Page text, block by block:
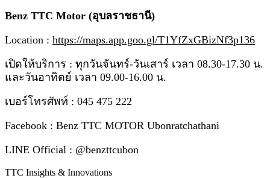
Benz TTC Motor (อุบลราชธานี)
Location : https://maps.app.goo.gl/T1YfZxGBizNf3p136
เปิดให้บริการ : ทุกวันจันทร์-วันเสาร์ เวลา 08.30-17.30 น.
และวันอาทิตย์ เวลา 09.00-16.00 น.
เบอร์โทรศัพท์ : 045 475 222
Facebook : Benz TTC MOTOR Ubonratchathani
LINE Official : @benzttcubon
TTC Insights & Innovations